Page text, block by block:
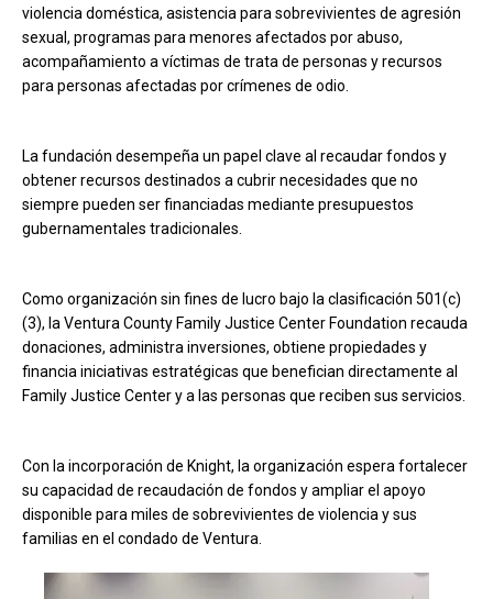
violencia doméstica, asistencia para sobrevivientes de agresión
sexual, programas para menores afectados por abuso,
acompañamiento a víctimas de trata de personas y recursos
para personas afectadas por crímenes de odio.
La fundación desempeña un papel clave al recaudar fondos y
obtener recursos destinados a cubrir necesidades que no
siempre pueden ser financiadas mediante presupuestos
gubernamentales tradicionales.
Como organización sin fines de lucro bajo la clasificación 501(c)
(3), la Ventura County Family Justice Center Foundation recauda
donaciones, administra inversiones, obtiene propiedades y
financia iniciativas estratégicas que benefician directamente al
Family Justice Center y a las personas que reciben sus servicios.
Con la incorporación de Knight, la organización espera fortalecer
su capacidad de recaudación de fondos y ampliar el apoyo
disponible para miles de sobrevivientes de violencia y sus
familias en el condado de Ventura.